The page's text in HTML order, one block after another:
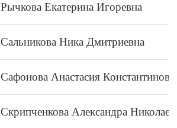
Рычкова Екатерина Игоревна
Сальникова Ника Дмитриевна
Сафонова Анастасия
Скрипченкова Александра